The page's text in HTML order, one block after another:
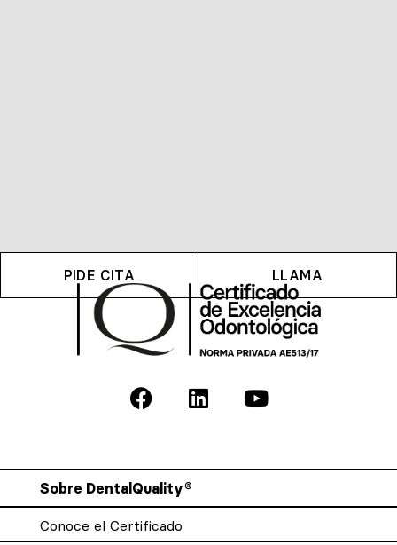
PIDE CITA LLAMA
Sobre DentalQuality®
Conoce el Certificado